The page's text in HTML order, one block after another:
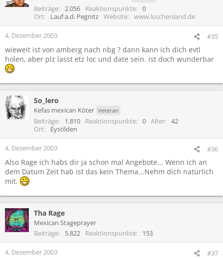
Beiträge 2.056 Reaktionspunkte
0
Ort
Lauf a.d. Pegnitz Website www.luschenland.de
4. Dezember 2003 #35
wieweit ist von amberg nach nbg ? dann kann ich dich evtl
holen, aber plz lasst etz loc und date sein. ist doch wunderbar
So_lero
Kefas mexican Köter Veteran
Beiträge 1.810 Reaktionspunkte 0 Alter
42
Ort
Eysölden
4. Dezember 2003 #36
Also Rage ich habs dir ja schon mal Angebote... Wenn ich an
dem Datum Zeit hab ist das kein Thema...Nehm dich natürlich
mit.
Tha Rage
Mexican Stageprayer
Beiträge
5.822 Reaktionspunkte 153
4. Dezember 2003 #37